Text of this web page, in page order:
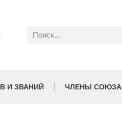
И ЗВАНИЙ ЧЛЕНЫ СОЮЗА